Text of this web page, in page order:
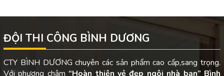
ĐỘI THI CÔNG BÌNH DƯƠNG
CTY BÌNH DƯƠNG chuyên các sản phẩm cao cấp,sang trọng.
Với phương châm “Hoàn thiện vẻ đẹp ngôi nhà bạn” Bình